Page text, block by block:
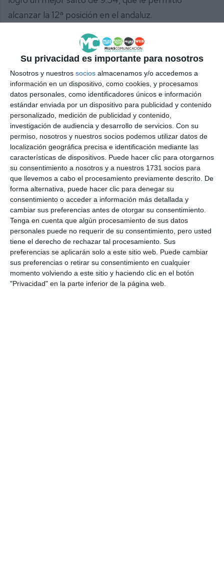
Su privacidad es importante para nosotros
Nosotros y nuestros socios almacenamos y/o accedemos a
información en un dispositivo, como cookies, y procesamos
datos personales, como identificadores únicos e información
estándar enviada por un dispositivo para publicidad y contenido
personalizado, medición de publicidad y contenido,
investigación de audiencia y desarrollo de servicios. Con su
permiso, nosotros y nuestros socios podemos utilizar datos de
localización geográfica precisa e identificación mediante las
características de dispositivos. Puede hacer clic para otorgarnos
su consentimiento a nosotros y a nuestros 1731 socios para
que llevemos a cabo el procesamiento previamente descrito. De
forma alternativa, puede hacer clic para denegar su
consentimiento o acceder a información más detallada y
cambiar sus preferencias antes de otorgar su consentimiento.
Tenga en cuenta que algún procesamiento de sus datos
personales puede no requerir de su consentimiento, pero usted
tiene el derecho de rechazar tal procesamiento. Sus
preferencias se aplicarán solo a este sitio web. Puede cambiar
sus preferencias o retirar su consentimiento en cualquier
momento volviendo a este sitio y haciendo clic en el botón
"Privacidad" en la parte inferior de la página web.
alcanzar la 12ª posición en el andaluz.
Comparte esta noticia desde el siguiente enlace:
https://mijascom.com/?a=24791
ATLETISMO MIJAS ANDALUZ SUB 16